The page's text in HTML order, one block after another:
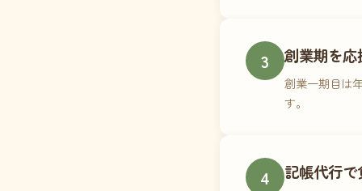
3 創業期を応
創業一期目は
す。
4 記帳代行